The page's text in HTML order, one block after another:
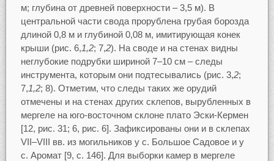
м; глубина от древней поверхности – 3,5 м). В
центральной части свода прорублена грубая борозда
длиной 0,8 м и глубиной 0,08 м, имитирующая конек
крыши (рис. 6,1,2; 7,2). На своде и на стенах видны
неглубокие подрубки шириной 7–10 см – следы
инструмента, которым они подтесывались (рис. 3,2;
7,1,2; 8). Отметим, что следы таких же орудий
отмечены и на стенах других склепов, вырубленных в
мергеле на юго-восточном склоне плато Эски-Кермен
[12, рис. 31; 6, рис. 6]. Зафиксированы они и в склепах
VII–VIII вв. из могильников у с. Большое Садовое и у
с. Аромат [9, с. 146]. Для выборки камер в мергеле